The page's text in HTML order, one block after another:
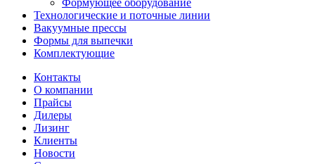
Технологические и поточные линии
Вакуумные прессы
Формы для выпечки
Комплектующие
Контакты
О компании
Прайсы
Дилеры
Лизинг
Клиенты
Новости